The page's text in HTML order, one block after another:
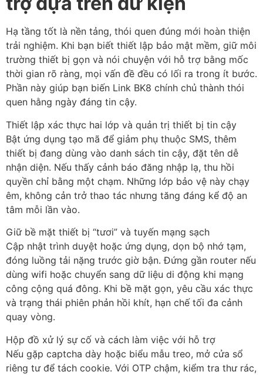
Hạ tầng tốt là nền tảng, thói quen đúng mới hoàn thiện
trải nghiệm. Khi bạn biết thiết lập bảo mật mềm, giữ môi
trường thiết bị gọn và nói chuyện với hỗ trợ bằng mốc
thời gian rõ ràng, mọi vấn đề đều có lối ra trong ít bước.
Phần này giúp bạn biến Link BK8 chính chủ thành thói
quen hằng ngày đáng tin cậy.
Thiết lập xác thực hai lớp và quản trị thiết bị tin cậy
Bật ứng dụng tạo mã để giảm phụ thuộc SMS, thêm
thiết bị đang dùng vào danh sách tin cậy, đặt tên dễ
nhận diện. Nếu thấy cảnh báo đăng nhập lạ, thu hồi
quyền chỉ bằng một chạm. Những lớp bảo vệ này chạy
êm, không cản trở thao tác nhưng tăng đáng kể độ an
tâm mỗi lần vào.
Giữ bề mặt thiết bị “tươi” và tuyến mạng sạch
Cập nhật trình duyệt hoặc ứng dụng, dọn bộ nhớ tạm,
đóng luồng tải nặng trước giờ bận. Đứng gần router nếu
dùng wifi hoặc chuyển sang dữ liệu di động khi mạng
công cộng quá đông. Khi bề mặt gọn, yêu cầu xác thực
và trạng thái phiên phản hồi khít, hạn chế tối đa cảnh
quay vòng.
Hộp đồ xử lý sự cố và cách làm việc với hỗ trợ
Nếu gặp captcha dày hoặc biểu mẫu treo, mở cửa sổ
riêng tư để tách cookie. Với OTP chậm, kiểm tra thư rác,